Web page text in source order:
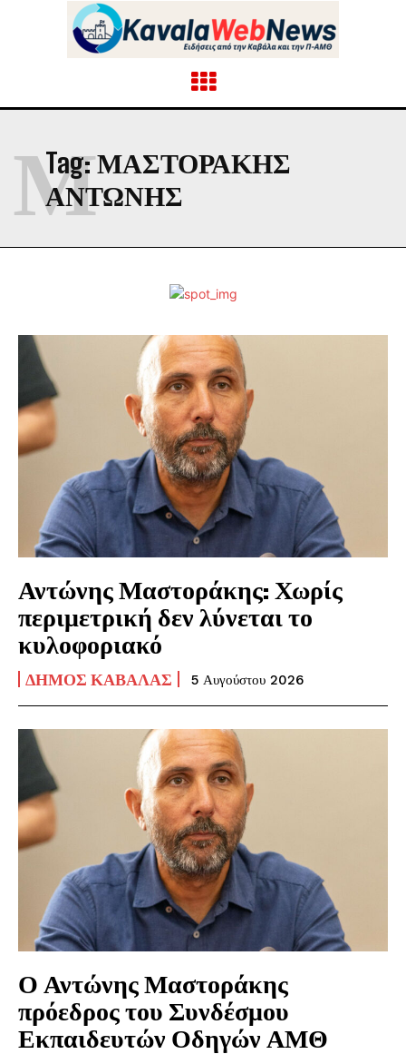
Tag:ΜΑΣΤΟΡΑΚΗΣ
ΑΝΤΩΝΗΣ
Μ
Αντώνης Μαστοράκης: Χωρίς
περιμετρική δεν λύνεται το
κυλοφοριακό
ΔΉΜΟΣ ΚΑΒΆΛΑΣ 5 Αυγούστου 2026
Ο Αντώνης Μαστοράκης
πρόεδρος του Συνδέσμου
Εκπαιδευτών Οδηγών ΑΜΘ